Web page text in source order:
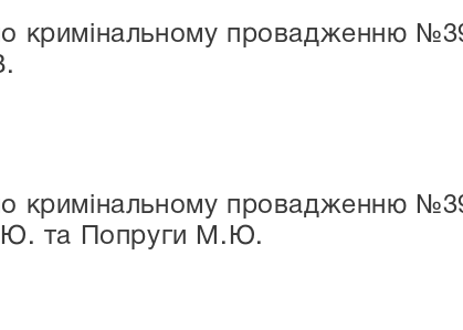
кримінальному провадженню
кримінальному провадженню
та Попруги М.Ю.